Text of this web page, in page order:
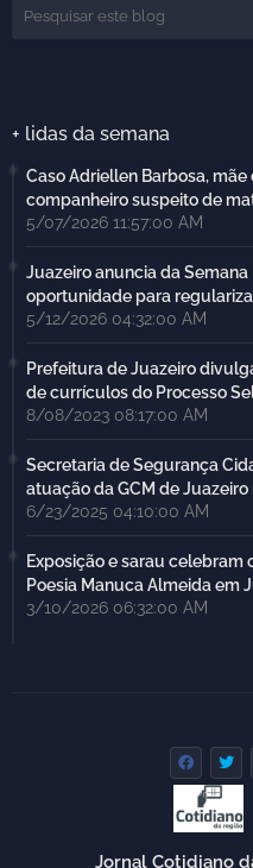
+ lidas da semana
Caso Adriellen Barbosa,
companheiro suspeito de
5/07/2026 11:57:00 AM
Juazeiro anuncia da
oportunidade para
5/12/2026 04:32:00 AM
Prefeitura de Juazeiro
de currículos do Processo
8/08/2023 08:17:00 AM
Secretaria de Segurança
atuação da GCM de Juazeiro
6/23/2025 04:10:00 AM
Exposição e sarau celebram
Poesia Manuca Almeida em
3/10/2026 06:32:00 AM
Jornal Cotidiano